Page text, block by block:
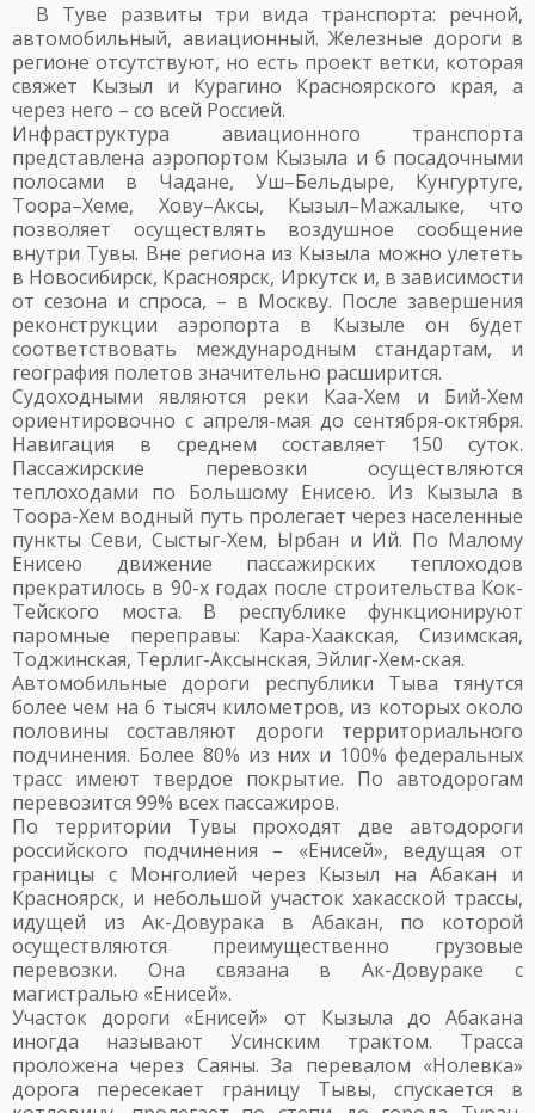
В Туве развиты три вида транспорта: речной,
автомобильный, авиационный. Железные дороги в
регионе отсутствуют, но есть проект ветки, которая
свяжет Кызыл и Курагино Красноярского края, а
через него – со всей Россией.
Инфраструктура авиационного транспорта
представлена аэропортом Кызыла и 6 посадочными
полосами в Чадане, Уш–Бельдыре, Кунгуртуге,
Тоора–Хеме, Хову–Аксы, Кызыл–Мажалыке, что
позволяет осуществлять воздушное сообщение
внутри Тувы. Вне региона из Кызыла можно улететь
в Новосибирск, Красноярск, Иркутск и, в зависимости
от сезона и спроса, – в Москву. После завершения
реконструкции аэропорта в Кызыле он будет
соответствовать международным стандартам, и
география полетов значительно расширится.
Судоходными являются реки Каа-Хем и Бий-Хем
ориентировочно с апреля-мая до сентября-октября.
Навигация в среднем составляет 150 суток.
Пассажирские перевозки осуществляются
теплоходами по Большому Енисею. Из Кызыла в
Тоора-Хем водный путь пролегает через населенные
пункты Севи, Сыстыг-Хем, Ырбан и Ий. По Малому
Енисею движение пассажирских теплоходов
прекратилось в 90-х годах после строительства Кок-
Тейского моста. В республике функционируют
паромные переправы: Кара-Хаакская, Сизимская,
Тоджинская, Терлиг-Аксынская, Эйлиг-Хем-ская.
Автомобильные дороги республики Тыва тянутся
более чем на 6 тысяч километров, из которых около
половины составляют дороги территориального
подчинения. Более 80% из них и 100% федеральных
трасс имеют твердое покрытие. По автодорогам
перевозится 99% всех пассажиров.
По территории Тувы проходят две автодороги
российского подчинения – «Енисей», ведущая от
границы с Монголией через Кызыл на Абакан и
Красноярск, и небольшой участок хакасской трассы,
идущей из Ак-Довурака в Абакан, по которой
осуществляются преимущественно грузовые
перевозки. Она связана в Ак-Довураке с
магистралью «Енисей».
Участок дороги «Енисей» от Кызыла до Абакана
иногда называют Усинским трактом. Трасса
проложена через Саяны. За перевалом «Нолевка»
дорога пересекает границу Тывы, спускается в